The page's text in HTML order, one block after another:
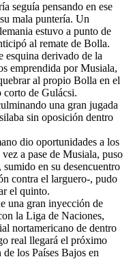
seguía pensando en ese
mala puntería. Un
estuvo a punto de
al remate de Bolla.
esquina derivado de la
emprendida por Musiala,
al propio Bolla en el
corto de Gulácsi.
una gran jugada
sin oposición dentro
dio oportunidades a los
a pase de Musiala, puso
en su desencuentro
contra el larguero-, pudo
el quinto.
una gran inyección de
la Liga de Naciones,
nortamericano de dentro
real llegará el próximo
los Países Bajos en